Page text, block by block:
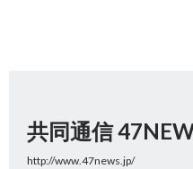
共同通信
http://www.47news.jp/